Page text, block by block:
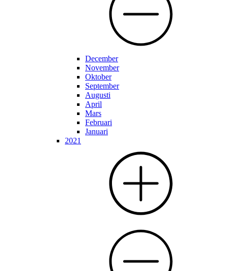
December
November
Oktober
September
Augusti
April
Mars
Februari
Januari
2021